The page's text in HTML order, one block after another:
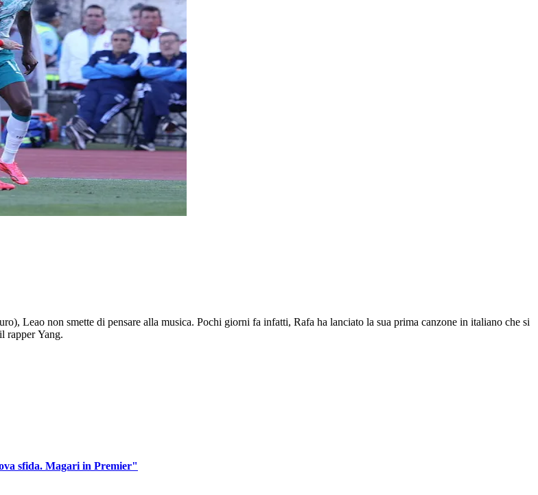
Leao non smette di pensare alla musica. Pochi giorni fa infatti, Rafa ha lanciato la sua prima canzone in italiano che si
rapper Yang.
sfida. Magari in Premier"